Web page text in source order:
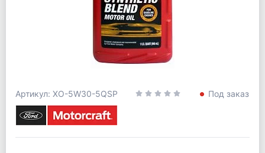
Артикул: XO-5W30-5QSP Под заказ